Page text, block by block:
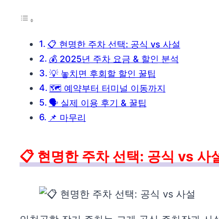
📋 현명한 주차 선택: 공식 vs 사설
💰 2025년 주차 요금 & 할인 분석
💡 놓치면 후회할 할인 꿀팁
🗺️ 예약부터 터미널 이동까지
🗣️ 실제 이용 후기 & 꿀팁
📌 마무리
📋 현명한 주차 선택: 공식 vs 사